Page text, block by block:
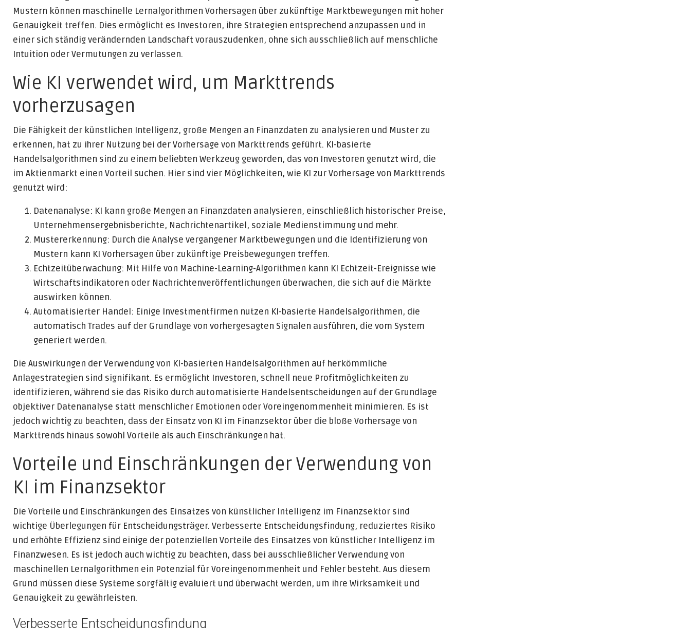
Mustern können maschinelle Lernalgorithmen Vorhersagen über zukünftige Marktbewegungen mit hoher
Genauigkeit treffen. Dies ermöglicht es Investoren, ihre Strategien entsprechend anzupassen und in
einer sich ständig verändernden Landschaft vorauszudenken, ohne sich ausschließlich auf menschliche
Intuition oder Vermutungen zu verlassen.
Wie KI verwendet wird, um Markttrends
vorherzusagen
Die Fähigkeit der künstlichen Intelligenz, große Mengen an Finanzdaten zu analysieren und Muster zu
erkennen, hat zu ihrer Nutzung bei der Vorhersage von Markttrends geführt. KI-basierte
Handelsalgorithmen sind zu einem beliebten Werkzeug geworden, das von Investoren genutzt wird, die
im Aktienmarkt einen Vorteil suchen. Hier sind vier Möglichkeiten, wie KI zur Vorhersage von Markttrends
genutzt wird:
Datenanalyse: KI kann große Mengen an Finanzdaten analysieren, einschließlich historischer Preise,
Unternehmensergebnisberichte, Nachrichtenartikel, soziale Medienstimmung und mehr.
Mustererkennung: Durch die Analyse vergangener Marktbewegungen und die Identifizierung von
Mustern kann KI Vorhersagen über zukünftige Preisbewegungen treffen.
Echtzeitüberwachung: Mit Hilfe von Machine-Learning-Algorithmen kann KI Echtzeit-Ereignisse wie
Wirtschaftsindikatoren oder Nachrichtenveröffentlichungen überwachen, die sich auf die Märkte
auswirken können.
Automatisierter Handel: Einige Investmentfirmen nutzen KI-basierte Handelsalgorithmen, die
automatisch Trades auf der Grundlage von vorhergesagten Signalen ausführen, die vom System
generiert werden.
Die Auswirkungen der Verwendung von KI-basierten Handelsalgorithmen auf herkömmliche
Anlagestrategien sind signifikant. Es ermöglicht Investoren, schnell neue Profitmöglichkeiten zu
identifizieren, während sie das Risiko durch automatisierte Handelsentscheidungen auf der Grundlage
objektiver Datenanalyse statt menschlicher Emotionen oder Voreingenommenheit minimieren. Es ist
jedoch wichtig zu beachten, dass der Einsatz von KI im Finanzsektor über die bloße Vorhersage von
Markttrends hinaus sowohl Vorteile als auch Einschränkungen hat.
Vorteile und Einschränkungen der Verwendung von
KI im Finanzsektor
Die Vorteile und Einschränkungen des Einsatzes von künstlicher Intelligenz im Finanzsektor sind
wichtige Überlegungen für Entscheidungsträger. Verbesserte Entscheidungsfindung, reduziertes Risiko
und erhöhte Effizienz sind einige der potenziellen Vorteile des Einsatzes von künstlicher Intelligenz im
Finanzwesen. Es ist jedoch auch wichtig zu beachten, dass bei ausschließlicher Verwendung von
maschinellen Lernalgorithmen ein Potenzial für Voreingenommenheit und Fehler besteht. Aus diesem
Grund müssen diese Systeme sorgfältig evaluiert und überwacht werden, um ihre Wirksamkeit und
Genauigkeit zu gewährleisten.
Verbesserte Entscheidungsfindung